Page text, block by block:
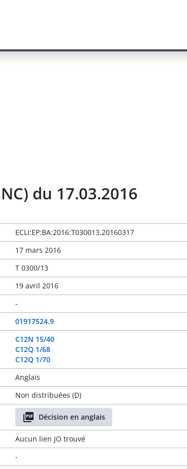
du 17.03.2016
ECLI:EP:BA:2016:T030013.20160317
17 mars 2016
T 0300/13
19 avril 2016
-
01917524.9
C12N 15/40
C12Q 1/68
C12Q 1/70
Anglais
Non distribuées (D)
Décision en anglais
Aucun lien JO trouvé
-